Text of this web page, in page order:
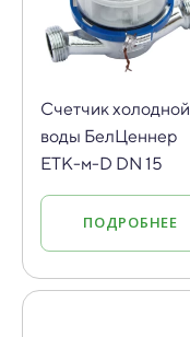
Cчетчик холодной
воды БелЦеннер
ETK-м-D DN 15
ПОДРОБНЕЕ